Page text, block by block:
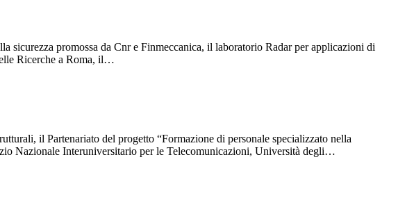
sicurezza promossa da Cnr e Finmeccanica, il laboratorio Radar per applicazioni di
Ricerche a Roma, il…
il Partenariato del progetto “Formazione di personale specializzato nella
Nazionale Interuniversitario per le Telecomunicazioni, Università degli…